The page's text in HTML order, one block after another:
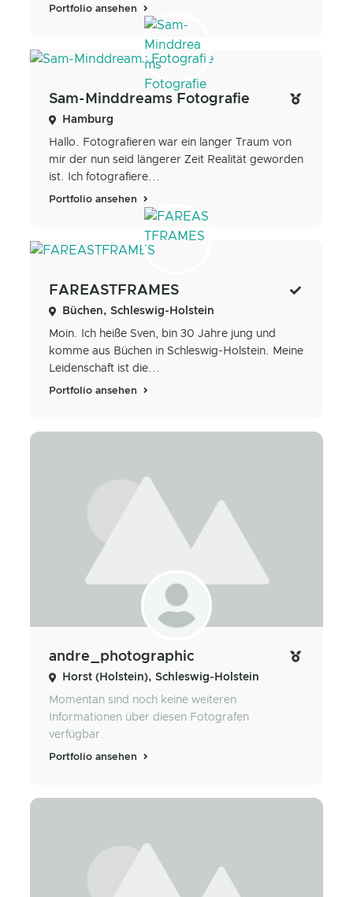
Portfolio ansehen
Sam-Minddreams Fotografie
Hamburg
Hallo. Fotografieren war ein langer Traum von
mir der nun seid längerer Zeit Realität geworden
ist. Ich fotografiere...
Portfolio ansehen
FAREASTFRAMES
Büchen, Schleswig-Holstein
Moin. Ich heiße Sven, bin 30 Jahre jung und
komme aus Büchen in Schleswig-Holstein. Meine
Leidenschaft ist die...
Portfolio ansehen
andre_photographic
Horst (Holstein), Schleswig-Holstein
Momentan sind noch keine weiteren
Informationen über diesen Fotografen
verfügbar.
Portfolio ansehen